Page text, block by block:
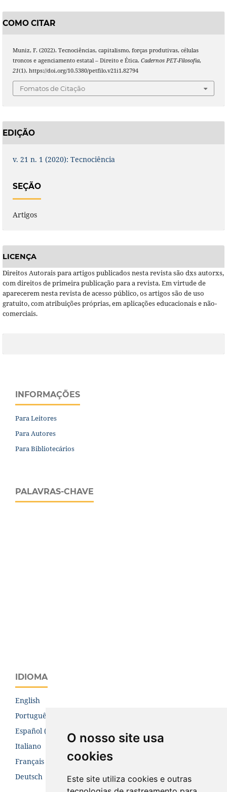
O nosso site usa
cookies
Este site utiliza cookies e outras
COMO CITAR
Muniz, F. (2022). Tecnociências, capitalismo, forças produtivas, células
troncos e agenciamento estatal – Direito e Ética. Cadernos PET-Filosofia,
21(1). https://doi.org/10.5380/petfilo.v21i1.82794
Fomatos de Citação
EDIÇÃO
v. 21 n. 1 (2020): Tecnociência
SEÇÃO
Artigos
LICENÇA
Direitos Autorais para artigos publicados nesta revista são dxs autorxs,
com direitos de primeira publicação para a revista. Em virtude de
aparecerem nesta revista de acesso público, os artigos são de uso
gratuito, com atribuições próprias, em aplicações educacionais e não-
comerciais.
INFORMAÇÕES
Para Leitores
Para Autores
Para Bibliotecários
PALAVRAS-CHAVE
IDIOMA
English
Português (Brasil)
Español (España)
Italiano
Français (Canada)
Deutsch